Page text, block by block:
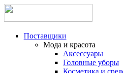
Поставщики
Мода и красота
Аксессуары
Головные уборы
Косметика и